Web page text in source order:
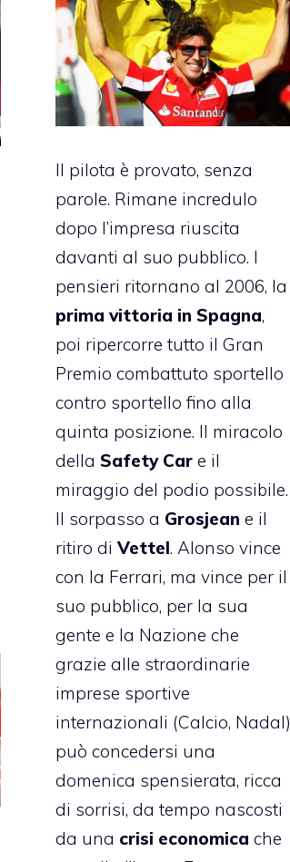
Il pilota è provato, senza
parole. Rimane incredulo
dopo l’impresa riuscita
davanti al suo pubblico. I
pensieri ritornano al 2006, la
prima vittoria in Spagna,
poi ripercorre tutto il Gran
Premio combattuto sportello
contro sportello fino alla
quinta posizione. Il miracolo
dellaSafety Car e il
miraggio del podio possibile.
Il sorpasso a Grosjean e il
ritiro diVettel. Alonso vince
con la Ferrari, ma vince per il
suo pubblico, per la sua
gente e la Nazione che
grazie alle straordinarie
imprese sportive
internazionali (Calcio, Nadal)
può concedersi una
domenica spensierata, ricca
di sorrisi, da tempo nascosti
da una crisi economica che